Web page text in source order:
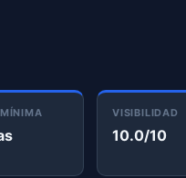
VISIBILIDAD
10.0/10